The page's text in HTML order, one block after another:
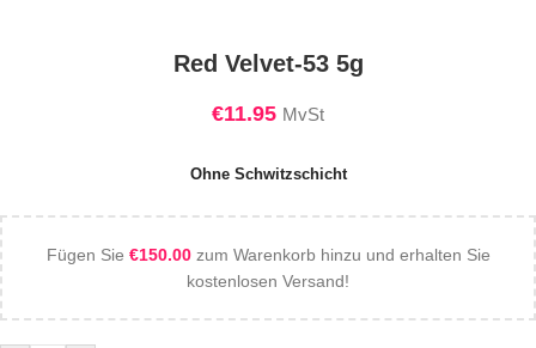
Red Velvet-53 5g
€11.95 MvSt
Ohne Schwitzschicht
Fügen Sie €150.00zum Warenkorb hinzu und erhalten Sie
kostenlosen Versand!